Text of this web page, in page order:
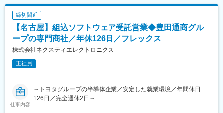
変更の範囲：会社の定める業務
・提携パートナーのツールの理解と顧客への技術的な説明
・取引契約書作成・取引先との調整
・国内外の有望ツールの調査発掘及び代理店契約・業務提携検討
■担当ドメイン：面談にてご希望を伺い最終決定します
自動車メーカー、サプライヤー
(月額)は固定手当を含めた表記です。
締切間近
【名古屋】組込ソフトウェア受託営業◆豊田通商グル
ープの専門商社／年休126日／フレックス
株式会社ネクスティエレクトロニクス
正社員
仕事内容
～トヨタグループの半導体企業／安定した就業環境／年間休日
126日／完全週休2日～